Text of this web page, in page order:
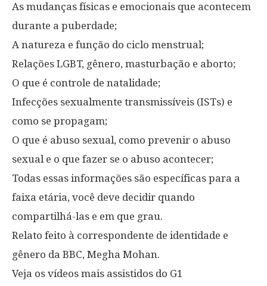
As mudanças físicas e emocionais que acontecem
durante a puberdade;
A natureza e função do ciclo menstrual;
Relações LGBT, gênero, masturbação e aborto;
O que é controle de natalidade;
Infecções sexualmente transmissíveis (ISTs) e
como se propagam;
O que é abuso sexual, como prevenir o abuso
sexual e o que fazer se o abuso acontecer;
Todas essas informações são específicas para a
faixa etária, você deve decidir quando
compartilhá-las e em que grau.
Relato feito à correspondente de identidade e
gênero da BBC, Megha Mohan.
Veja os vídeos mais assistidos do G1